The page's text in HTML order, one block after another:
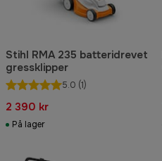
Stihl RMA 235 batteridrevet
gressklipper
5.0 (1)
2 390 kr
På lager